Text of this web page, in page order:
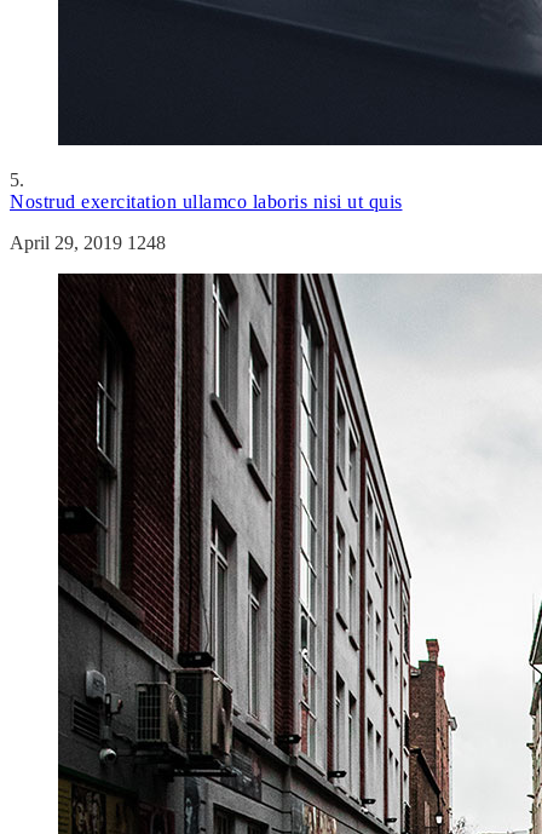
5.
Nostrud exercitation ullamco laboris nisi ut quis
April 29, 2019 1248